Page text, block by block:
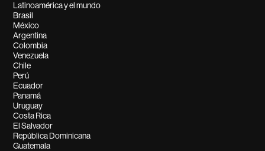
Latinoamérica y el mundo
Brasil
México
Argentina
Colombia
Venezuela
Chile
Perú
Ecuador
Panamá
Uruguay
Costa Rica
El Salvador
República Dominicana
Guatemala